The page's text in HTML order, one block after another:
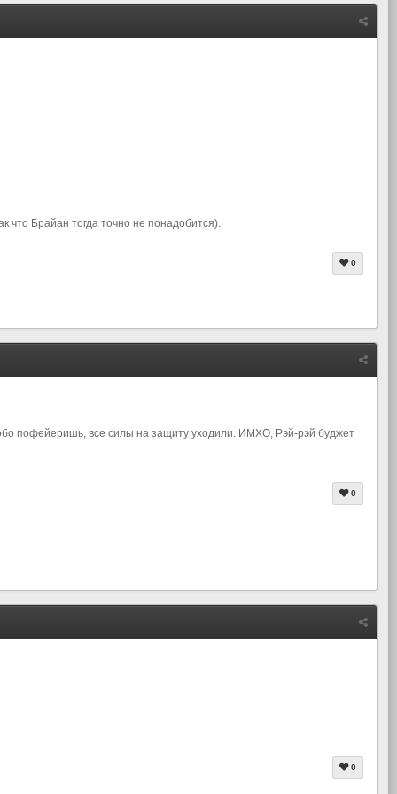
что Брайан тогда точно не понадобится).
0
пофейеришь, все силы на защиту уходили. ИМХО, Рэй-рэй буджет
0
0